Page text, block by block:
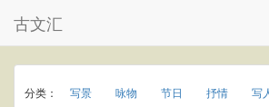
古文汇
分类： 写景 咏物 节日 抒情 写